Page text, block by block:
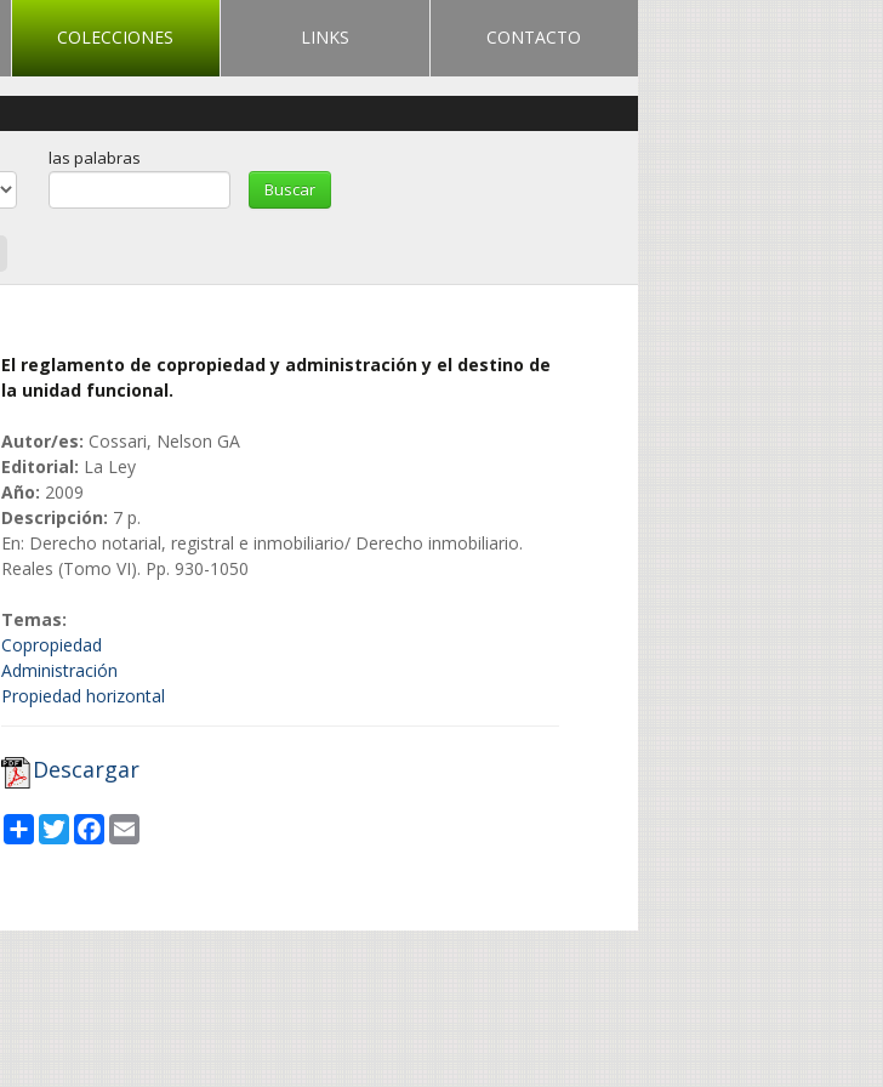
COLECCIONES LINKS CONTACTO
las palabras
El reglamento de copropiedad y administración y el destino de
la unidad funcional.
Autor/es: Cossari, Nelson GA
Editorial: La Ley
Año: 2009
Descripción: 7 p.
En: Derecho notarial, registral e inmobiliario/ Derecho inmobiliario.
Reales (Tomo VI). Pp. 930-1050
Temas:
Copropiedad
Administración
Propiedad horizontal
Descargar
ShareTwitterFacebook